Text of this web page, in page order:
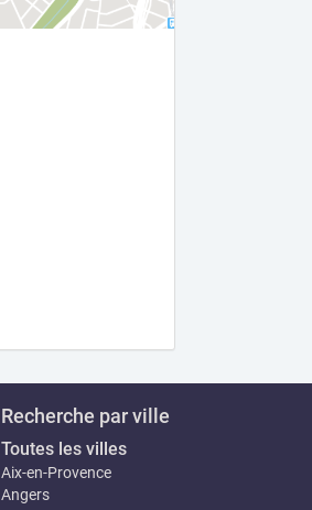
Recherche par ville
Toutes les villes
Aix-en-Provence
Angers